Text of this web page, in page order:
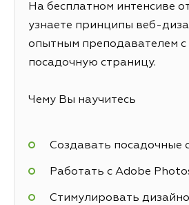
На бесплатном интенсиве
узнаете принципы веб-
опытным преподавателем с
посадочную страницу.
Чему Вы научитесь
Создавать посадочные
Работать с Adobe
Стимулировать